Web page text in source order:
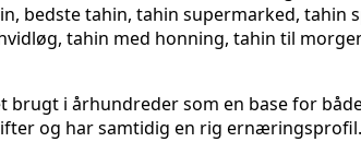
i århundreder som en base for
og har samtidig en rig ernæringsprofil.